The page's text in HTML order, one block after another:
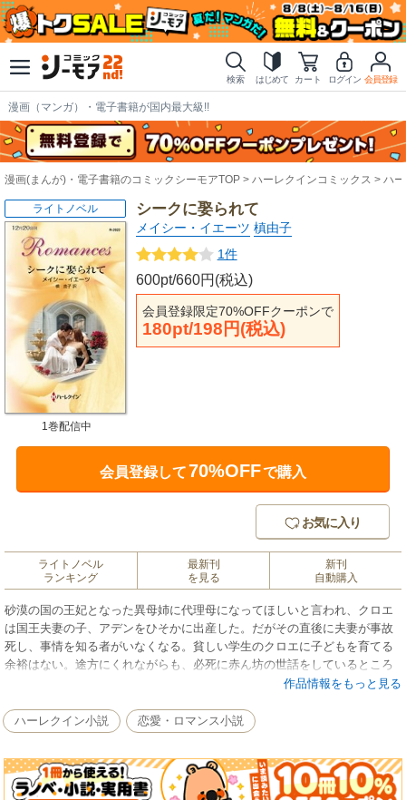
検索 はじめて カート ログイン 会員登録
漫画（マンガ）・電子書籍が国内最大級!!
漫画(まんが)・電子書籍のコミックシーモアTOP ハーレクインコミックス ハ
シークに娶られて
メイシー・イエーツ 槙由子
1件
600pt/660円(税込)
会員登録限定70%OFFクーポンで
180pt/198円(税込)
ライトノベル
1巻配信中
会員登録して70%OFFで購入
お気に入り
ライトノベル
ランキング
最新刊
を見る
新刊
自動購入
砂漠の国の王妃となった異母姉に代理母になってほしいと言われ、クロエ
は国王夫妻の子、アデンをひそかに出産した。だがその直後に夫妻が事故
死し、事情を知る者がいなくなる。貧しい学生のクロエに子どもを育てる
余裕はない。途方にくれながらも、必死に赤ん坊の世話をしているところ
へ、代理母の契約書を発見したという、亡き王の弟サイードが現れた。
案じたクロエは必死にすがった。それならば自分も一緒に砂漠の国へ行か
せてほしい、と。「論外だ」そう冷徹に言い捨て、サイードは赤ん坊のい
る部屋へ向かった。■ロマンスの申し子、メイシー・イエーツが放つ、権力
をほしいままにする誇り高き男たちを描く2部作の第1弾です。国のために
感情を排し生きてきた冷酷なシークと、貧しくも懸命に幼い命を育てるヒ
作品情報をもっと見る
ハーレクイン小説 恋愛・ロマンス小説